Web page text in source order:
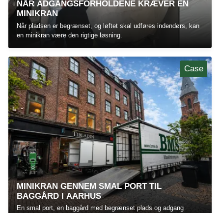
NÅR ADGANGSFORHOLDENE KRÆVER EN
MINIKRAN
Når pladsen er begrænset, og løftet skal udføres indendørs, kan
en minikran være den rigtige løsning.
Case
MINIKRAN GENNEM SMAL PORT TIL
BAGGÅRD I AARHUS
En smal port, en baggård med begrænset plads og adgang